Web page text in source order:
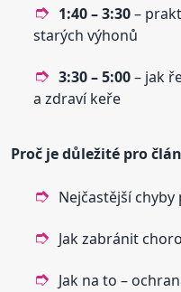
1:40 – 3:30–
starých výhonů
3:30 – 5:00– jak
a zdraví keře
Proč je důležité pro
Nejčastější
Jak zabránit
Jak na to –